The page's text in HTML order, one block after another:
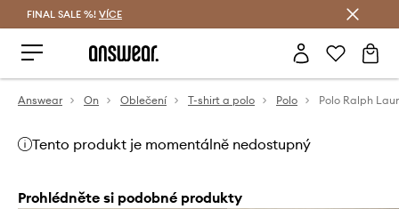
FINAL SALE %! VÍCE
Answear On Oblečení T-shirt a polo Polo
Tento produkt je momentálně nedostupný
Prohlédněte si podobné produkty